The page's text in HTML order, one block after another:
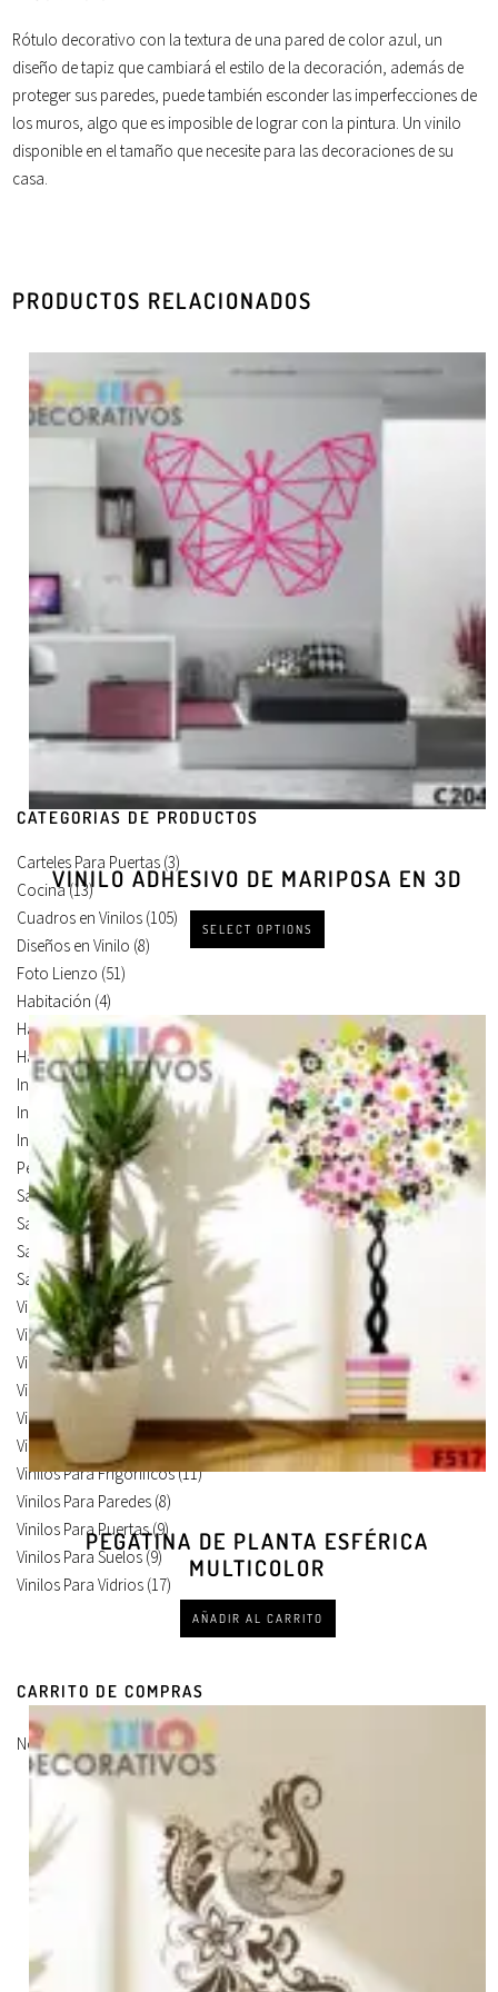
Rótulo decorativo con latextura de una pared de color azul, un
diseño de tapiz que cambiará el estilo de la decoración, además de
proteger sus paredes, puede también esconder las imperfecciones de
los muros, algo que es imposible de lograr con la pintura. Un vinilo
disponible en el tamaño que necesite para las decoraciones de su
casa.
PRODUCTOS RELACIONADOS
VINILO ADHESIVO DE MARIPOSA EN 3D
SELECT OPTIONS
PEGATINA DE PLANTA ESFÉRICA
MULTICOLOR
AÑADIR AL CARRITO
CATEGORÍAS DE PRODUCTOS
Carteles Para Puertas (3)
Cocina (13)
Cuadros en Vinilos (105)
Diseños en Vinilo (8)
Foto Lienzo (51)
Habitación (4)
Habitación Corte(3)
Habitación Devastado(1)
Infantiles(75)
Infantiles Corte(65)
Infantiles Devastado
Personalizados(1)
Salón(224)
Salón Corte (58)
Salón Devastado(3)
Salón Mural(163)
Vinilos de Frases(5)
Vinilos de Ilustración(14)
Vinilos de Marcas(19)
Vinilos de Pegatinas
Vinilos Para Armarios(20)
Vinilos Para Coches(21)
Vinilos Para Frigorificos(11)
Vinilos Para Paredes (8)
Vinilos Para Puertas (9)
Vinilos Para Suelos(9)
Vinilos Para Vidrios (17)
CARRITO DE COMPRAS
No hay productos en el carrito.